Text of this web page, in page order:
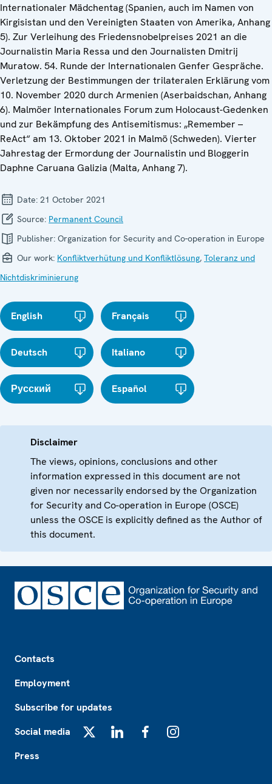
Internationaler Mädchentag (Spanien, auch im Namen von
Kirgisistan und den Vereinigten Staaten von Amerika, Anhang
5). Zur Verleihung des Friedensnobelpreises 2021 an die
Journalistin Maria Ressa und den Journalisten Dmitrij
Muratow. 54. Runde der Internationalen Genfer Gespräche.
Verletzung der Bestimmungen der trilateralen Erklärung vom
10. November 2020 durch Armenien (Aserbaidschan, Anhang
6). Malmöer Internationales Forum zum Holocaust-Gedenken
und zur Bekämpfung des Antisemitismus: „Remember –
ReAct“ am 13. Oktober 2021 in Malmö (Schweden). Vierter
Jahrestag der Ermordung der Journalistin und Bloggerin
Daphne Caruana Galizia (Malta, Anhang 7).
Date: 21 October 2021
Source: Permanent Council
Publisher: Organization for Security and Co-operation in Europe
Our work: Konfliktverhütung und Konfliktlösung, Toleranz und
Nichtdiskriminierung
English Français
Deutsch Italiano
Русский Español
Disclaimer
The views, opinions, conclusions and other
information expressed in this document are not
given nor necessarily endorsed by the Organization
for Security and Co-operation in Europe (OSCE)
unless the OSCE is explicitly defined as the Author of
this document.
Contacts
Employment
Subscribe for updates
Social media
Press